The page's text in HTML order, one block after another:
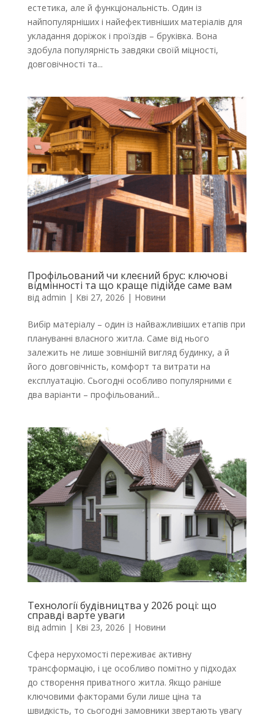
естетика, але й функціональність. Один із
найпопулярніших і найефективніших матеріалів для
укладання доріжок і проїздів – бруківка. Вона
здобула популярність завдяки своїй міцності,
довговічності та...
Профільований чи клеєний брус: ключові
відмінності та що краще підійде саме вам
від admin | Кві 27, 2026 | Новини
Вибір матеріалу – один із найважливіших етапів при
плануванні власного житла. Саме від нього
залежить не лише зовнішній вигляд будинку, а й
його довговічність, комфорт та витрати на
експлуатацію. Сьогодні особливо популярними є
два варіанти – профільований...
Технології будівництва у 2026 році: що
справді варте уваги
від admin | Кві 23, 2026 | Новини
Сфера нерухомості переживає активну
трансформацію, і це особливо помітно у підходах
до створення приватного житла. Якщо раніше
ключовими факторами були лише ціна та
швидкість, то сьогодні замовники звертають увагу